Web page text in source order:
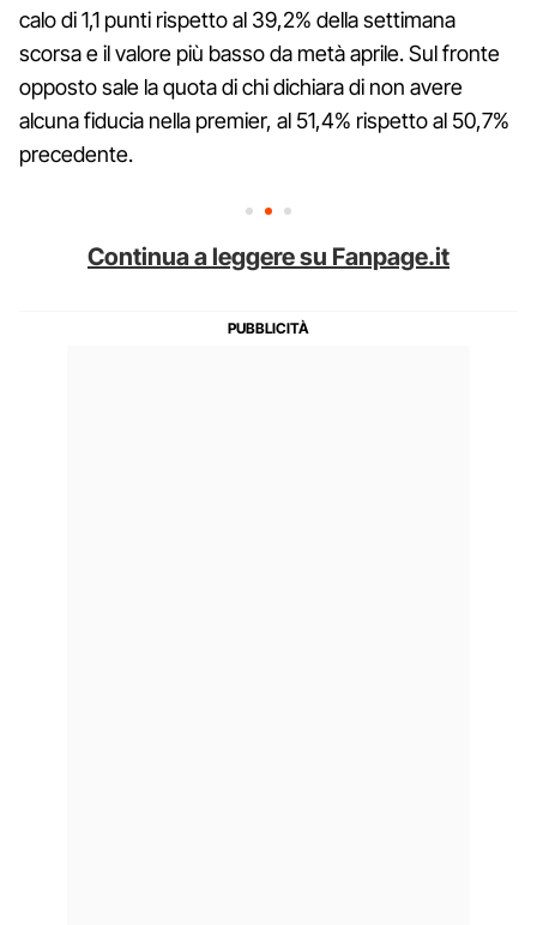
calo di 1,1 punti rispetto al 39,2% della settimana
scorsa e il valore più basso da metà aprile. Sul fronte
opposto sale la quota di chi dichiara di non avere
alcuna fiducia nella premier, al 51,4% rispetto al 50,7%
precedente.
Continua a leggere su Fanpage.it